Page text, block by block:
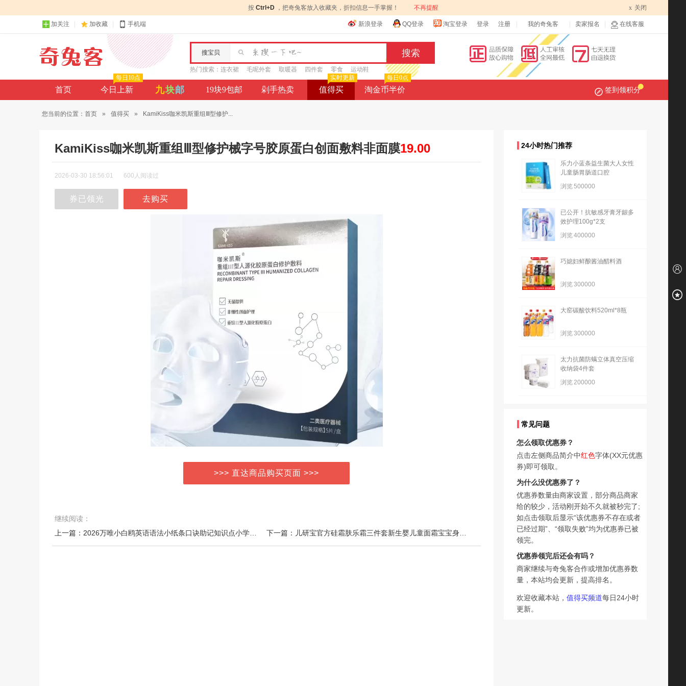
按 Ctrl+D ，把奇兔客放入收藏夹，折扣信息一手掌握！ 不再提醒 x 关闭
加关注 加收藏 手机端 新浪登录 QQ登录 淘宝登录 登录 注册 我的奇兔客 卖家报名 在线客服
搜宝贝
热门搜索： 连衣裙 毛呢外套 取暖器 四件套 零食 运动鞋
首页 今日上新
每日10点
九块邮 19块9包邮 剁手热卖 值得买
实时更新
淘金币半价
每日0点
签到领积分
您当前的位置： 首页 » 值得买 » KamiKiss咖米凯斯重组Ⅲ型修护...
KamiKiss咖米凯斯重组Ⅲ型修护械字号胶原蛋白创面敷料非面膜19.00
2026-03-30 18:56:01 600人阅读过
券已领光 去购买
>>> 直达商品购买页面 >>>
继续阅读：
24小时热门推荐
乐力小蓝条益生菌大人女性
儿童肠胃肠道口腔
浏览500000
已公开！抗敏感牙膏牙龈多
效护理100g*2支
浏览400000
巧媳妇鲜酿酱油醋料酒
浏览300000
大窑碳酸饮料520ml*8瓶
浏览300000
太力抗菌防螨立体真空压缩
收纳袋4件套
浏览200000
常见问题
怎么领取优惠券？
点击左侧商品简介中红色字体(XX元优惠
券)即可领取。
为什么没优惠券了？
优惠券数量由商家设置，部分商品商家
给的较少，活动刚开始不久就被秒完了;
如点击领取后显示“该优惠券不存在或者
已经过期”、“领取失败”均为优惠券已被
领完。
优惠券领完后还会有吗？
商家继续与奇兔客合作或增加优惠券数
量，本站均会更新，提高排名。
欢迎收藏本站， 值得买频道每日24小时
更新。